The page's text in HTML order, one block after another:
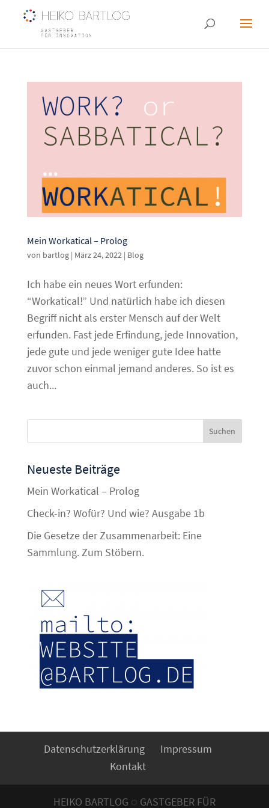
Mein Workatical – Prolog
von bartlog| März 24, 2022| Blog
Ich habe ein neues Wort erfunden:
“Workatical!” Und natürlich habe ich diesen
Begriff nicht als erster Mensch auf der Welt
erfunden. Fast jede Erfindung, jede Innovation,
jede gute und jede weniger gute Idee hatte
zuvor schon einmal jemand anderes. So ist es
auch...
Neueste Beiträge
Mein Workatical – Prolog
Check-in? Wofür? Und wie? Ausgabe 1b
Die Gesetze der Zusammenarbeit: Eine
Sammlung. Zum Stöbern.
Datenschutzerklärung
Impressum
Kontakt
HEIKO BARTLOG ◌ GASTGEBER FÜR